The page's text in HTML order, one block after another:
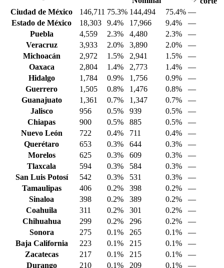
Ciudad de México
146,711 75.3% 144,494 75.4% —
Estado de México
18,303 9.4% 17,966 9.4%
—
Puebla
4,559 2.3% 4,480 2.3%
—
Veracruz
3,933 2.0% 3,890 2.0%
—
Michoacán
2,972 1.5% 2,941 1.5%
—
Oaxaca
2,804 1.4% 2,773 1.4%
—
Hidalgo
1,784 0.9% 1,756 0.9%
—
Guerrero
1,505 0.8% 1,476 0.8%
—
Guanajuato
1,361 0.7% 1,347 0.7%
—
Jalisco
956 0.5% 939 0.5%
—
Chiapas
900 0.5% 885 0.5%
—
Nuevo León
722 0.4% 711 0.4%
—
Querétaro
653 0.3% 644 0.3%
—
Morelos
625 0.3% 609 0.3%
—
Tlaxcala
594 0.3% 584 0.3%
—
San Luis Potosí
542 0.3% 531 0.3%
—
Tamaulipas
406 0.2% 398 0.2%
—
Sinaloa
398 0.2% 389 0.2%
—
Coahuila
311 0.2% 301 0.2%
—
Chihuahua
299 0.2% 296 0.2%
—
Sonora
275 0.1% 265 0.1%
—
Baja California
223 0.1% 215 0.1%
—
Zacatecas
217 0.1% 215 0.1%
—
Durango
210 0.1% 209 0.1% —